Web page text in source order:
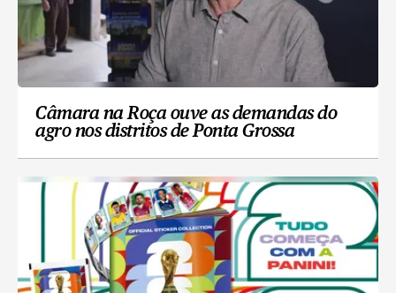
Câmara na Roça ouve as demandas do
agro nos distritos de Ponta Grossa